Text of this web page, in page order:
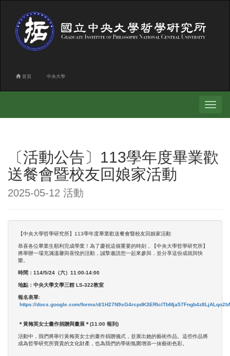
首頁 中央大學
Toggle
〔活動公告〕113學年度畢業歡
送餐會暨校友回娘家活動
2025-05-12 活動
【中央大學哲學研究所】113學年度畢業歡送餐會暨校友回娘家活動
恭喜各位畢業生順利完成學業！為了慶祝這個重要的時刻，【中央大學哲學研究所】
將舉辦一場充滿溫馨與喜悅的活動，誠摯邀請您一起來參與，並分享這份成就與快
樂。
時間：114/5/24（六）11:00-14:00
地點：中央大學文學三館 LS-322教室
報名表單:
https://docs.google.com/forms/d/
＊黃梅英女士畫作捐贈與畫展＊(11:00 報到)
活動中，我們將舉行黃梅英女士的畫作捐贈儀式，並展出她的藝術作品。這些作品將
成為哲學研究所寶貴的文化財產，也為我們的學術氛圍增添一抹藝術色彩。